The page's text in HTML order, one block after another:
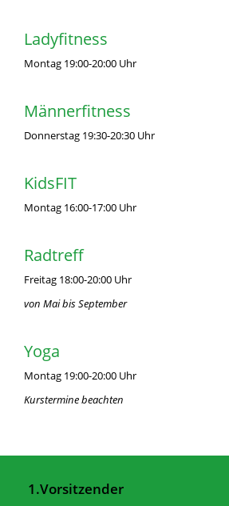
Ladyfitness
Montag 19:00-20:00 Uhr
Männerfitness
Donnerstag 19:30-20:30 Uhr
KidsFIT
Montag 16:00-17:00 Uhr
Radtreff
Freitag 18:00-20:00 Uhr
von Mai bis September
Yoga
Montag 19:00-20:00 Uhr
Kurstermine beachten
1.Vorsitzender